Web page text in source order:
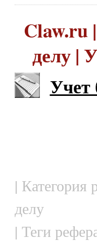
Claw.ru
делу |
Учет
| Категория
делу
| Теги